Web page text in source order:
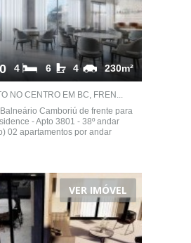
230m²
4
6
4
NO CENTRO EM BC, FREN...
Camboriú de frente para
- Apto 3801 - 38º andar
02 apartamentos por andar
VER IMÓVEL